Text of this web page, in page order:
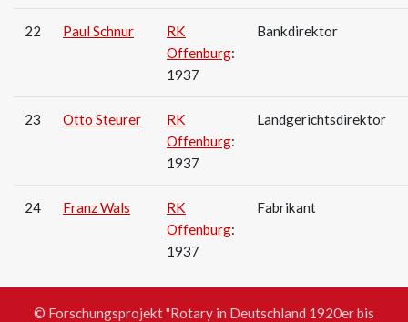
22 Paul Schnur
RK
Offenburg:
1937
Bankdirektor
23 Otto Steurer
RK
Offenburg:
1937
Landgerichtsdirektor
24 Franz Wals
RK
Offenburg:
1937
Fabrikant
© Forschungsprojekt "Rotary in Deutschland 1920er bis